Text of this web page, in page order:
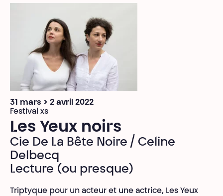
31 mars > 2 avril 2022
Festival xs
Les Yeux noirs
Cie De La Bête Noire / Celine
Delbecq
Lecture (ou presque)
Triptyque pour un acteur et une actrice, Les Yeux